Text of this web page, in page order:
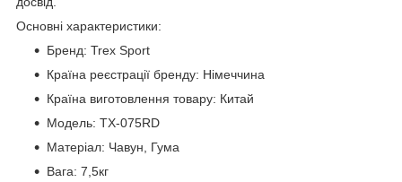
Основні характеристики:
Бренд: Trex Sport
Країна реєстрації бренду: Німеччина
Країна виготовлення товару: Китай
Модель: TX-075RD
Матеріал: Чавун, Гума
Вага: 7,5кг